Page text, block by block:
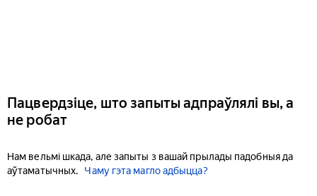
Пацвердзіце, што запыты адпраўлялі вы, а
не робат
Нам вельмі шкада, але запыты з вашай прылады падобныя да
аўтаматычных.
Чаму гэта магло адбыцца?